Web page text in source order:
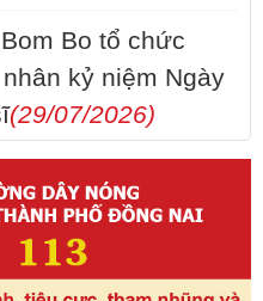
Bo tổ chức
kỷ niệm Ngày
(29/07/2026)